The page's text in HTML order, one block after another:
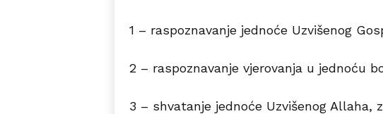
1 – raspoznavanje jednoće Uzvišenog
2 – raspoznavanje vjerovanja u jednoću
3 – shvatanje jednoće Uzvišenog Allaha,